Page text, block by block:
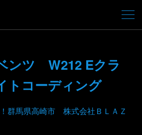
ンツ W212 Eクラ
コーディング
群馬県高崎市 株式会社ＢＬＡＺ